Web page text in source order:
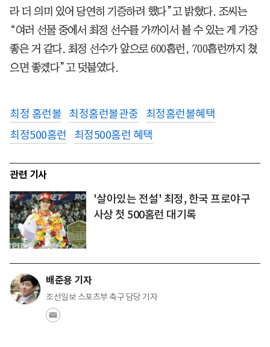
라 더 의미 있어 당연히 기증하려 했다”고 밝혔다. 조씨는
“여러 선물 중에서 최정 선수를 가까이서 볼 수 있는 게 가장
좋은 거 같다. 최정 선수가 앞으로 600홈런, 700홈런까지 쳤
으면 좋겠다”고 덧붙였다.
최정 홈런볼 최정홈런볼관중
최정홈런볼혜택
최정500홈런
최정500홈런 혜택
관련 기사
'살아있는 전설' 최정, 한국 프로야구
사상 첫 500홈런 대기록
배준용 기자
조선일보 스포츠부 축구 담당 기자